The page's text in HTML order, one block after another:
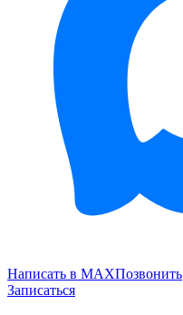
Написать в MAXПозвонить
Записаться